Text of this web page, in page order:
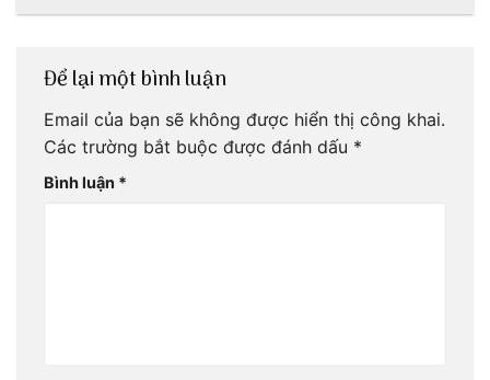
Để lại một bình luận
Email của bạn sẽ không được hiển thị công khai.
Các trường bắt buộc được đánh dấu *
Bình luận *